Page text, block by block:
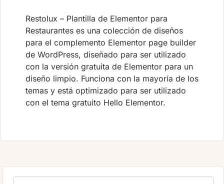
Restolux – Plantilla de Elementor para
Restaurantes es una colección de diseños
para el complemento Elementor page builder
de WordPress, diseñado para ser utilizado
con la versión gratuita de Elementor para un
diseño limpio. Funciona con la mayoría de los
temas y está optimizado para ser utilizado
con el tema gratuito Hello Elementor.